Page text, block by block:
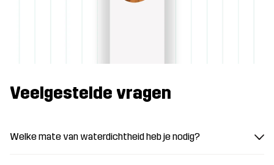
Veelgestelde vragen
Welke mate van waterdichtheid heb je nodig?